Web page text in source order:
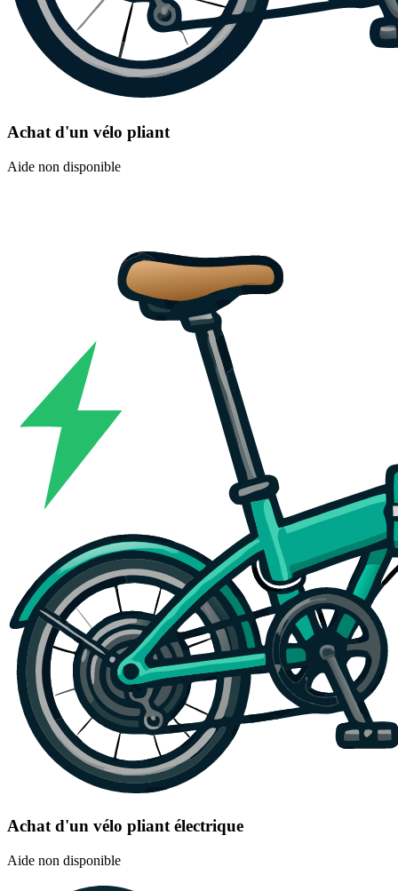
Achat d'un vélo pliant
Aide non disponible
Achat d'un vélo pliant électrique
Aide non disponible